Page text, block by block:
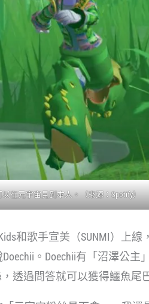
以在元宇宙見到本人。（來源：Spotify）
和歌手宣美（SUNMI）上
。Doechii有「沼澤公主
透過問答就可以獲得鱷魚尾